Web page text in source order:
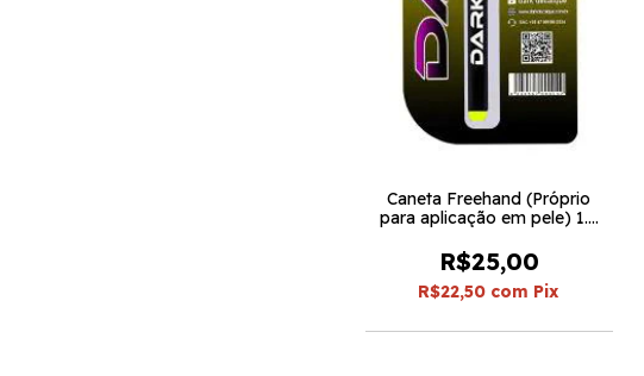
Caneta Freehand (Próprio
para aplicação em pele) 1.4
R$25,00
R$22,50 com Pix